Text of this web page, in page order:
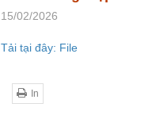
15/02/2026
Tải tại đây: File
In